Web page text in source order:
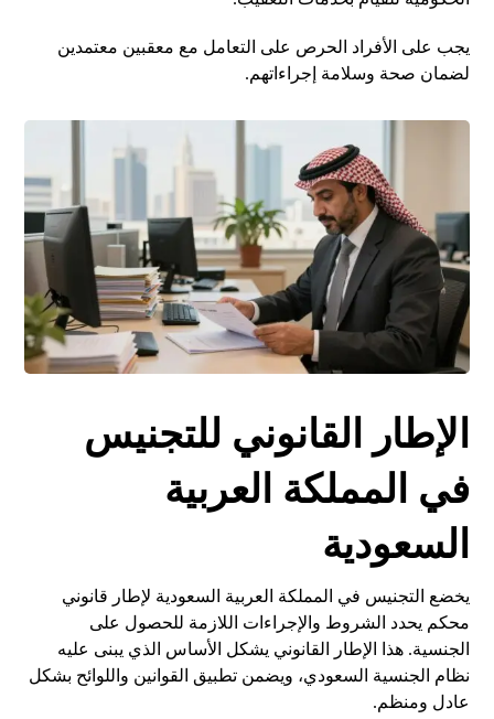
يجب على الأفراد الحرص على التعامل مع معقبين معتمدين
لضمان صحة وسلامة إجراءاتهم.
الإطار القانوني للتجنيس
في المملكة العربية
السعودية
يخضع التجنيس في المملكة العربية السعودية لإطار قانوني
محكم يحدد الشروط والإجراءات اللازمة للحصول على
الجنسية. هذا الإطار القانوني يشكل الأساس الذي يبنى عليه
نظام الجنسية السعودي، ويضمن تطبيق القوانين واللوائح بشكل
عادل ومنظم.